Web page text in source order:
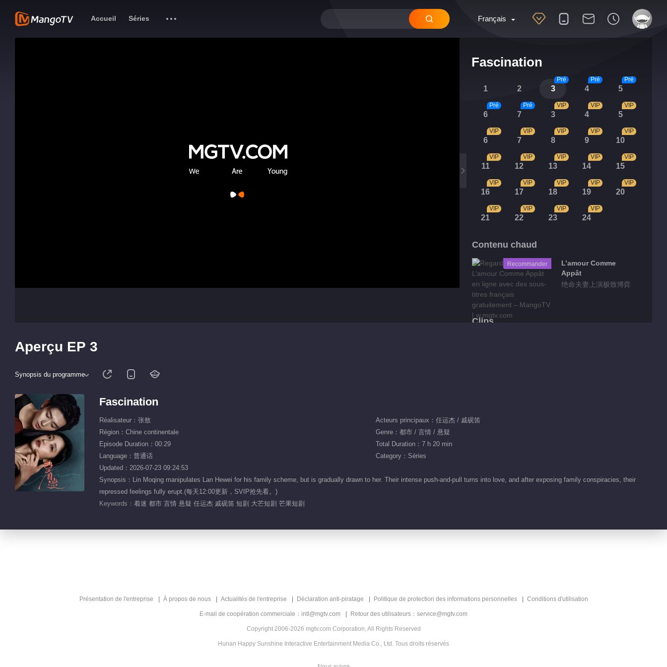
Français
Accueil Séries
Fascination
1 2 3
Pré
4
Pré
5
Pré
6
Pré
7
Pré
3
VIP
4
VIP
5
VIP
6
VIP
7
VIP
8
VIP
9
VIP
10
VIP
11
VIP
12
VIP
13
VIP
14
VIP
15
VIP
16
VIP
17
VIP
18
VIP
19
VIP
20
VIP
21
VIP
22
VIP
23
VIP
24
VIP
Contenu chaud
Recommander
L’amour Comme
Appât
绝命夫妻上演极致博弈
Clips
Highlight EP 17 No.3
Aperçu EP 3
Synopsis du programme
Fascination
Réalisateur：张敖
Acteurs principaux：任运杰 / 戚砚笛
Région：Chine continentale
Genre：都市 / 言情 / 悬疑
Episode Duration：00:29
Total Duration：7 h 20 min
Language：普通话
Category：Séries
Updated：2026-07-23 09:24:53
Synopsis：Lin Moqing manipulates Lan Hewei for his family scheme, but is gradually drawn to her. Their intense push-and-pull turns into love, and after exposing family conspiracies, their
repressed feelings fully erupt.(每天12:00更新，SVIP抢先看。)
Keywords： 着迷 都市 言情 悬疑 任运杰 戚砚笛 短剧 大芒短剧 芒果短剧
Présentation de l'entreprise À propos de nous Actualités de l'entreprise Déclaration anti-piratage Politique de protection des informations personnelles Conditions d'utilisation
E-mail de coopération commerciale：intl@mgtv.com Retour des utilisateurs：service@mgtv.com
Copyright 2006-2026 mgtv.com Corporation, All Rights Reserved
Hunan Happy Sunshine Interactive Entertainment Media Co., Ltd. Tous droits réservés